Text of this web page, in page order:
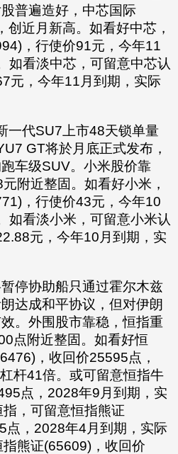
普遍造好，中芯国际
近月新高。如看好中芯，
，行使价91元，今年11
如看淡中芯，可留意中芯认
元，今年11月到期，实际
一代SU7上市48天锁单量
GT将於月底正式发布，
车级SUV。小米股价靠
附近整固。如看好小米，
，行使价43元，今年10
如看淡小米，可留意小米认
元，今年10月到期，实
停协助船只通过霍尔木兹
达成和平协议，但对伊朗
。外围股市靠稳，恒指重
点附近整固。如看好恒
，收回价25595点，
杆41倍。或可留意恒指牛
点，2028年9月到期，实
，可留意恒指熊证
点，2028年4月到期，实际
熊证(65609)，收回价